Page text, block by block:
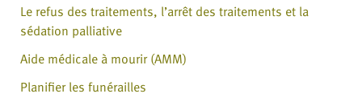
Le refus des traitements, l’arrêt des traitements et la
sédation palliative
Aide médicale à mourir (AMM)
Planifier les funérailles